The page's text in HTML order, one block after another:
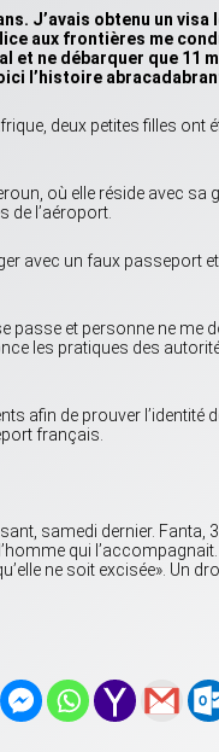
J’avais obtenu un
aux frontières me
et ne débarquer que
l’histoire
deux petites filles
où elle réside avec
de l’aéroport.
avec un faux passeport
et personne ne me
les pratiques des
afin de prouver
français.
samedi dernier.
qui
ne soit excisée». Un